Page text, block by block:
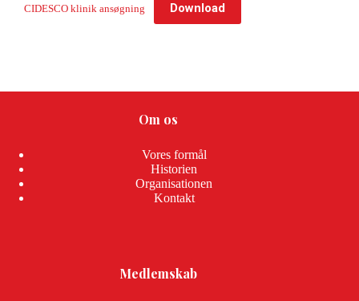
CIDESCO klinik ansøgning Download
Om os
Vores formål
Historien
Organisationen
Kontakt
Medlemskab